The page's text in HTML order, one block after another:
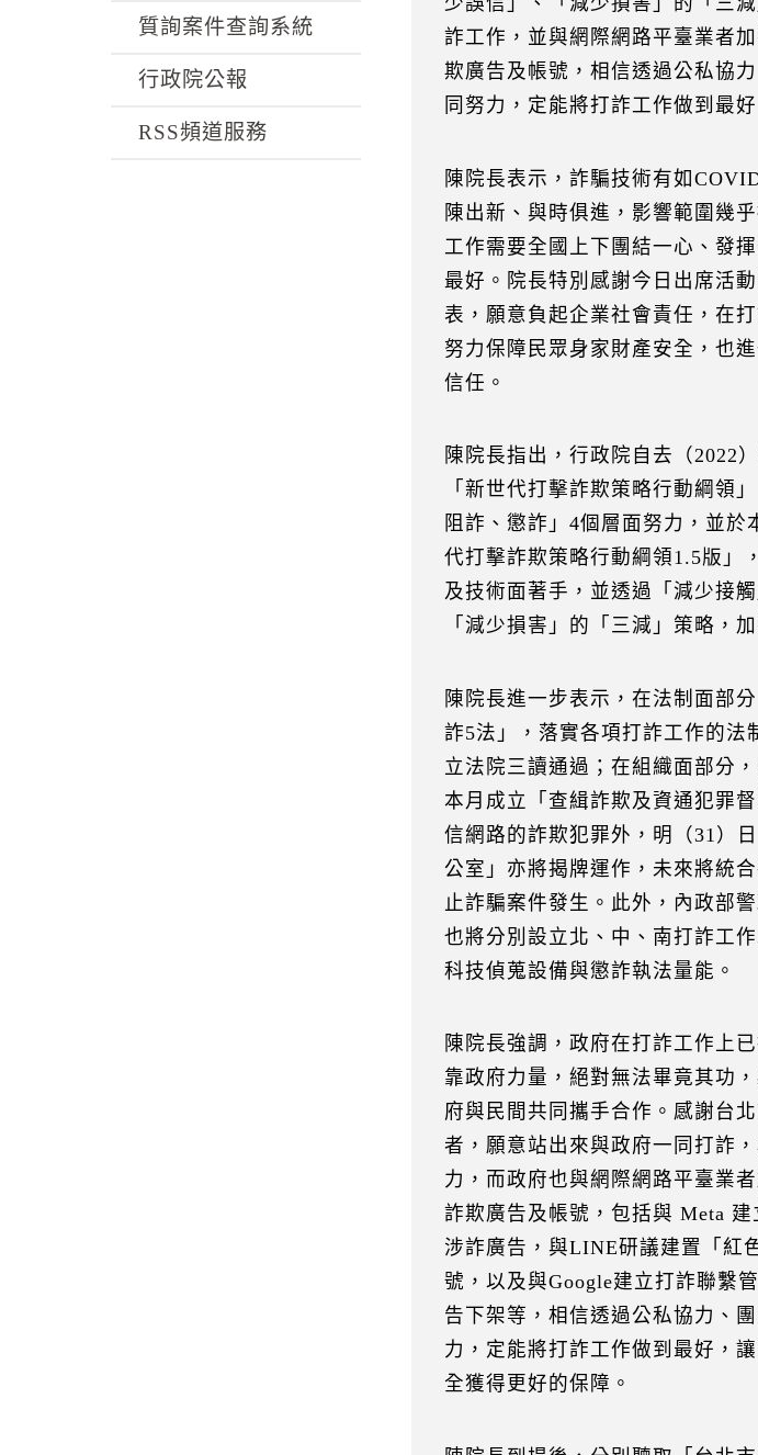
質詢案件查詢系統
行政院公報
RSS頻道服務
詐工作，並與網際網路平臺業者
欺廣告及帳號，相信透過公私協
同努力，定能將打詐工作做到最好
陳院長表示，詐騙技術有如
陳出新、與時俱進，影響範圍幾
工作需要全國上下團結一心、發
最好。院長特別感謝今日出席活
表，願意負起企業社會責任，在
努力保障民眾身家財產安全，也
信任。
陳院長指出，行政院自去（2022
「新世代打擊詐欺策略行動綱領
阻詐、懲詐」4個層面努力，並於
代打擊詐欺策略行動綱領1.5版」
及技術面著手，並透過「減少接
「減少損害」的「三減」策略，
陳院長進一步表示，在法制面部
詐5法」，落實各項打詐工作的法
立法院三讀通過；在組織面部分
本月成立「查緝詐欺及資通犯罪
信網路的詐欺犯罪外，明（31）
公室」亦將揭牌運作，未來將統
止詐騙案件發生。此外，內政部
也將分別設立北、中、南打詐工
科技偵蒐設備與懲詐執法量能。
陳院長強調，政府在打詐工作上
靠政府力量，絕對無法畢竟其功
府與民間共同攜手合作。感謝台
者，願意站出來與政府一同打詐
力，而政府也與網際網路平臺業
詐欺廣告及帳號，包括與 Meta
涉詐廣告，與LINE研議建置「紅
號，以及與Google建立打詐聯繫
告下架等，相信透過公私協力、
力，定能將打詐工作做到最好，
全獲得更好的保障。